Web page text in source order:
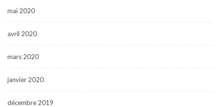
mai 2020
avril 2020
mars 2020
janvier 2020
décembre 2019